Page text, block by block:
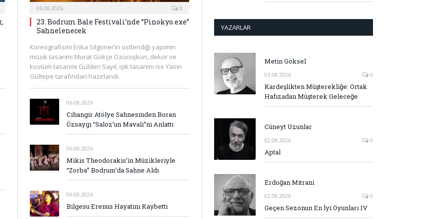
06.08.2026 0
23. Bodrum Bale Festivali’nde “Pinokyo.exe”
Sahnelenecek
Koreografisini Erika Silgoner’in üstlendiği yapımın
müzik tasarımı Murat Gökçe Özücoşkun, dekor ve
kostüm tasarımı Gülden Sayıl, ışık tasarımı ise Yasin
Gültepe tarafından hazırlandı.
06.08.2026
Cihangir Atölye Sahnesinden Boran
Özsaygı “Saloz’un Mavalı”nı Anlattı
06.08.2026
Mikis Theodorakis’in Müzikleriyle
“Zorba” Bodrum’da Sahne Aldı
06.08.2026
Bilgesu Erenus Hayatını Kaybetti
YAZARLAR
Metin Göksel
03.08.2026 0
Kardeşlikten Müşterekliğe: Ortak
Hafızadan Müşterek Geleceğe
Cüneyt Uzunlar
02.08.2026 0
Aptal
Erdoğan Mitrani
02.08.2026 0
Geçen Sezonun En İyi Oyunları IV